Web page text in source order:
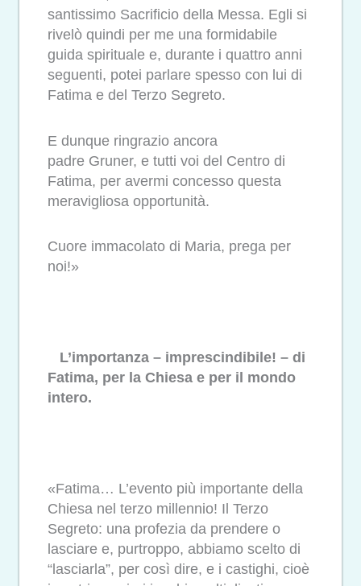
santissimo Sacrificio della Messa. Egli si
rivelò quindi per me una formidabile
guida spirituale e, durante i quattro anni
seguenti, potei parlare spesso con lui di
Fatima e del Terzo Segreto.
E dunque ringrazio ancora
padre Gruner, e tutti voi del Centro di
Fatima, per avermi concesso questa
meravigliosa opportunità.
Cuore immacolato di Maria, prega per
noi!»
L’importanza – imprescindibile! – di
Fatima, per la Chiesa e per il mondo
intero.
«Fatima… L’evento più importante della
Chiesa nel terzo millennio! Il Terzo
Segreto: una profezia da prendere o
lasciare e, purtroppo, abbiamo scelto di
“lasciarla”, per così dire, e i castighi, cioè